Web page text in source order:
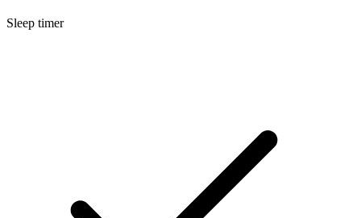
Sleep timer